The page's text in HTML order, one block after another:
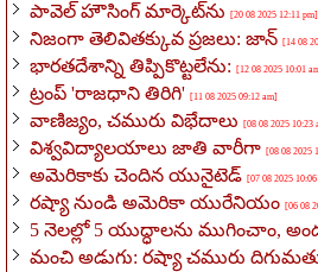
పావెల్ హౌసింగ్ మార్కెట్‌ను [20 08 2025 12:11 pm]
నిజంగా తెలివితక్కువ ప్రజలు: జాన్ [14 08
భారతదేశాన్ని తిప్పికొట్టలేను: [12 08 2025 10:01
ట్రంప్ 'రాజధాని తిరిగి' [11 08 2025 09:12 am]
వాణిజ్యం, చమురు విభేదాలు [08 08 2025 10:23
విశ్వవిద్యాలయాలు జాతి వారీగా [08 08 2025
అమెరికాకు చెందిన యునైటెడ్ [07 08 2025
రష్యా నుండి అమెరికా యురేనియం [06 08
5 నెలల్లో 5 యుద్ధాలను ముగించాం,
మంచి అడుగు: రష్యా చమురు